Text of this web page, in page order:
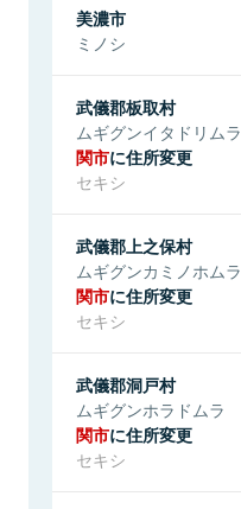
美濃市
ミノシ
武儀郡板取村
ムギグンイタドリムラ
関市に住所変更
セキシ
武儀郡上之保村
ムギグンカミノホムラ
関市に住所変更
セキシ
武儀郡洞戸村
ムギグンホラドムラ
関市に住所変更
セキシ